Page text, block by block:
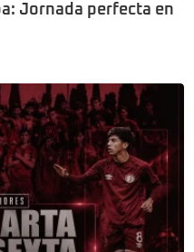
Jornada perfecta en